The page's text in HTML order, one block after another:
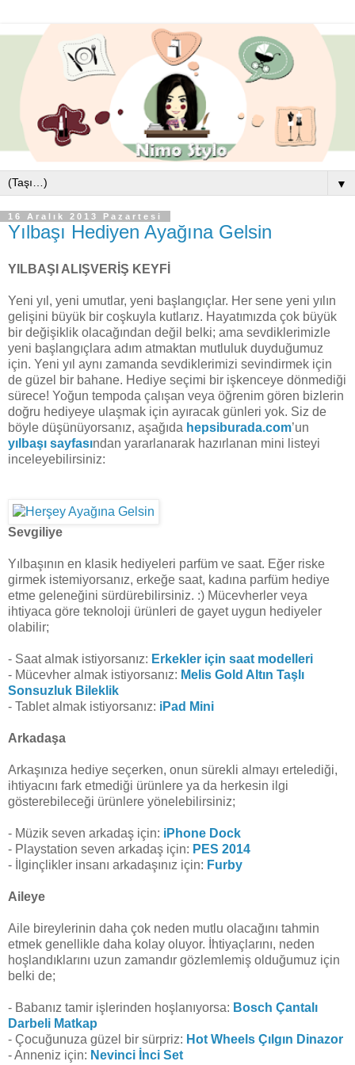
▼
16 Aralık 2013 Pazartesi
Yılbaşı Hediyen Ayağına Gelsin
YILBAŞI ALIŞVERİŞ KEYFİ
Yeni yıl, yeni umutlar, yeni başlangıçlar. Her sene yeni yılın
gelişini büyük bir coşkuyla kutlarız. Hayatımızda çok büyük
bir değişiklik olacağından değil belki; ama sevdiklerimizle
yeni başlangıçlara adım atmaktan mutluluk duyduğumuz
için. Yeni yıl aynı zamanda sevdiklerimizi sevindirmek için
de güzel bir bahane. Hediye seçimi bir işkenceye dönmediği
sürece! Yoğun tempoda çalışan veya öğrenim gören bizlerin
doğru hediyeye ulaşmak için ayıracak günleri yok. Siz de
böyle düşünüyorsanız, aşağıda hepsiburada.com’un
yılbaşı sayfasından yararlanarak hazırlanan mini listeyi
inceleyebilirsiniz:
Sevgiliye
Yılbaşının en klasik hediyeleri parfüm ve saat. Eğer riske
girmek istemiyorsanız, erkeğe saat, kadına parfüm hediye
etme geleneğini sürdürebilirsiniz. :) Mücevherler veya
ihtiyaca göre teknoloji ürünleri de gayet uygun hediyeler
olabilir;
- Saat almak istiyorsanız: Erkekler için saat modelleri
- Mücevher almak istiyorsanız: Melis Gold Altın Taşlı
Sonsuzluk Bileklik
- Tablet almak istiyorsanız: iPad Mini
Arkadaşa
Arkaşınıza hediye seçerken, onun sürekli almayı ertelediği,
ihtiyacını fark etmediği ürünlere ya da herkesin ilgi
gösterebileceği ürünlere yönelebilirsiniz;
- Müzik seven arkadaş için: iPhone Dock
- Playstation seven arkadaş için: PES 2014
- İlginçlikler insanı arkadaşınız için: Furby
Aileye
Aile bireylerinin daha çok neden mutlu olacağını tahmin
etmek genellikle daha kolay oluyor. İhtiyaçlarını, neden
hoşlandıklarını uzun zamandır gözlemlemiş olduğumuz için
belki de;
- Babanız tamir işlerinden hoşlanıyorsa: Bosch Çantalı
Darbeli Matkap
- Çocuğunuza güzel bir sürpriz: Hot Wheels Çılgın Dinazor
- Anneniz için: Nevinci İnci Set